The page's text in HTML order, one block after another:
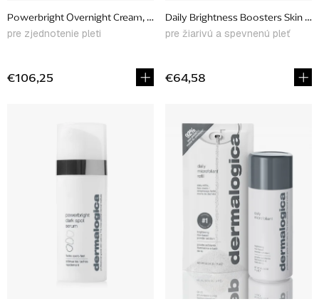
u
k
o
Powerbright Overnight Cream, 50 ml
pre zjednotenie pleti
€106,25
Daily Brightness Boosters Skin
pre žiarivú a spevnenú pleť
€64,58